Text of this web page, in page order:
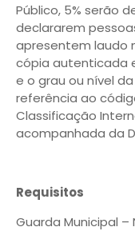
Público, 5% serão
declararem
apresentem laudo
cópia autenticada
e o grau ou nível
referência ao
Classificação
acompanhada da
Requisitos
Guarda Municipal –